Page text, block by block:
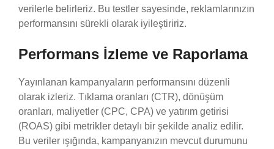
verilerle belirleriz. Bu testler sayesinde, reklamlarınızın
performansını sürekli olarak iyileştiririz.
Performans İzleme ve Raporlama
Yayınlanan kampanyaların performansını düzenli
olarak izleriz. Tıklama oranları (CTR), dönüşüm
oranları, maliyetler (CPC, CPA) ve yatırım getirisi
(ROAS) gibi metrikler detaylı bir şekilde analiz edilir.
Bu veriler ışığında, kampanyanızın mevcut durumunu